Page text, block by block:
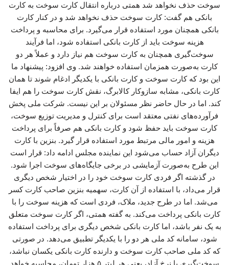
سوخت حذف نخواهد شد همتی درباره انتقال کارت سوخت به کارت
بانکی هم گفت: کارت سوخت حذف نخواهد شد و در کنار کارت
بانکی همچنان مورد استفاده قرار می‌گیرد. برای محاسبه و پرداخت
هزینه سوخت باید از کارت بانکی استفاده شود، اما فرآیند
سوخت‌گیری همچنان به کارت سوخت هم نیاز دارد و عملاً هر دو
کارت به‌صورت همزمان استفاده خواهند شد. وی افزود: پیشنهاد ما
این بود که کارت سوخت و کارت بانکی با یکدیگر ادغام شوند تا همان
کارت بانکی، مشابه سازوکار کالابرگ، نقش کارت سوخت را هم ایفا
کند. اما در حال حاضر نظر مسئولان بر این نیست. شرکت ملی پخش
فرآورده‌های نفتی معتقد است برای کنترل و مدیریت توزیع سوخت،
کارت سوخت باید حفظ شود و کارت بانکی هم صرفاً برای پرداخت
هزینه و امور مالی مرتبط مورد استفاده قرار گیرد. بنزین با کارت
دیگران آزاد حساب می‌شود این نماینده مجلس ادامه داد: قرار است
این طرح به‌صورت آزمایشی در برخی جایگاه‌های سوخت اجرا شود.
در گذشته اگر فردی کارت سوخت خود را در اختیار شخص دیگری
قرار می‌داد، با استفاده از آن کارت، سهمیه بنزین صاحب کارت کسر
می‌شد. اما در طرح جدید، ملاک، فردی است که هزینه سوخت را با
کارت بانکی پرداخت می‌کند. به گفته همتی، اگر کارت سوخت متعلق
به یک نفر باشد، اما کارت بانکی شخص دیگری برای پرداخت استفاده
شود، سامانه کد ملی هر دو را با یکدیگر تطبیق می‌دهد. در صورتی
که کد ملی صاحب کارت سوخت و دارنده کارت بانکی یکسان نباشد،
سوخت‌گیری با نرخ آزاد، یعنی هر لیتر ۵ هزار تومان، محاسبه خواهد